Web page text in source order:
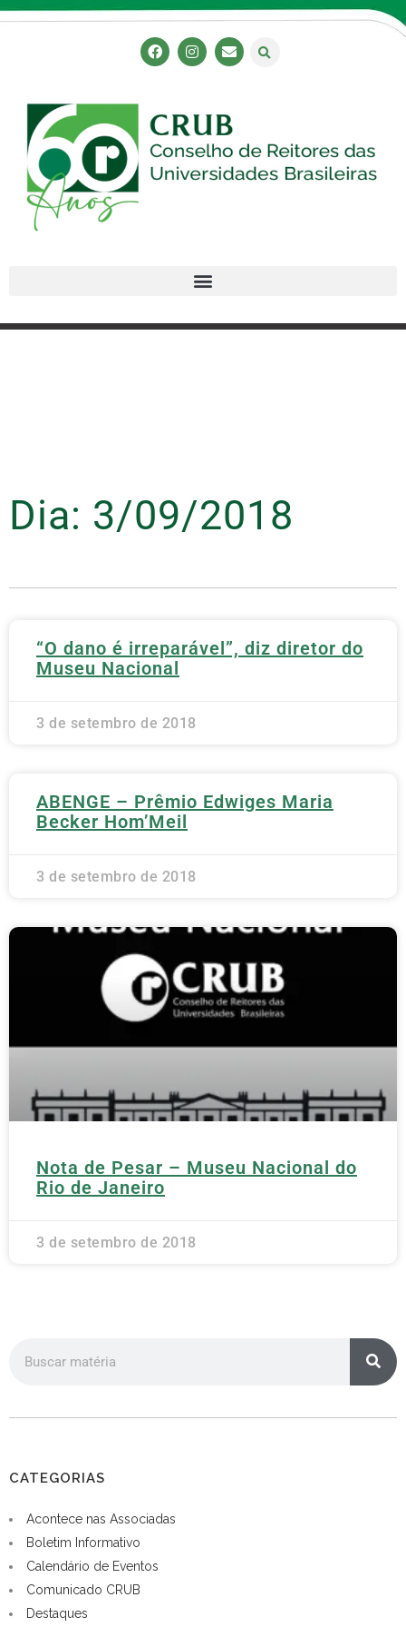
Dia: 3/09/2018
“O dano é irreparável”, diz diretor do
Museu Nacional
3 de setembro de 2018
ABENGE – Prêmio Edwiges Maria
Becker Hom’Meil
3 de setembro de 2018
Nota de Pesar – Museu Nacional do
Rio de Janeiro
3 de setembro de 2018
CATEGORIAS
Acontece nas Associadas
Boletim Informativo
Calendário de Eventos
Comunicado CRUB
Destaques